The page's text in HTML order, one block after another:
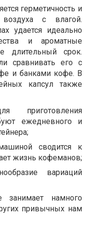
герметичность и
воздуха с влагой.
удается идеально
и ароматные
длительный срок.
сравнивать его с
и банками кофе. В
капсул также
приготовления
ежедневного и
сводится к
жизнь кофеманов;
вариаций
занимает намного
привычных нам